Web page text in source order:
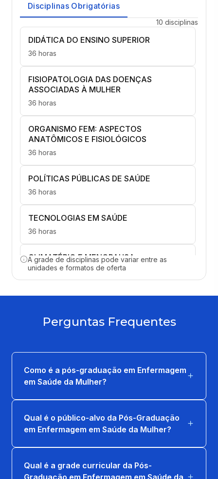
Disciplinas Obrigatórias
10 disciplinas
DIDÁTICA DO ENSINO SUPERIOR
36 horas
FISIOPATOLOGIA DAS DOENÇAS
ASSOCIADAS À MULHER
36 horas
ORGANISMO FEM: ASPECTOS
ANATÔMICOS E FISIOLÓGICOS
36 horas
POLÍTICAS PÚBLICAS DE SAÚDE
36 horas
TECNOLOGIAS EM SAÚDE
36 horas
CLIMATÉRIO E MENOPAUSA
36 horas
GESTAÇÃO, PARTO E NASCIMENTO
PLANEJAMENTO FAMILIAR
VIOLÊNCIA CONTRA MULHER
36 horas
A grade de disciplinas pode variar entre as
unidades e formatos de oferta
Perguntas Frequentes
Como é a pós-graduação em Enfermagem
em Saúde da Mulher?
Qual é o público-alvo da Pós-Graduação
em Enfermagem em Saúde da Mulher?
Qual é a grade curricular da Pós-
Graduação em Enfermagem em Saúde da